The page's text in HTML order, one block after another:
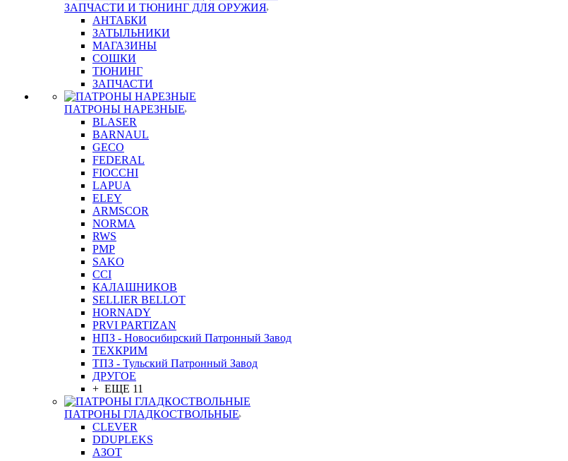
ЗАПЧАСТИ И ТЮНИНГ ДЛЯ ОРУЖИЯ
АНТАБКИ
ЗАТЫЛЬНИКИ
МАГАЗИНЫ
СОШКИ
ТЮНИНГ
ЗАПЧАСТИ
ПАТРОНЫ НАРЕЗНЫЕ
BLASER
BARNAUL
GEСO
FEDERAL
FIOCCHI
LAPUA
ELEY
ARMSCOR
NORMA
RWS
PMP
SAKO
CCI
КАЛАШНИКОВ
SELLIER BELLOT
HORNADY
PRVI PARTIZAN
НПЗ - Новосибирский Патронный Завод
ТЕХКРИМ
ТПЗ - Тульский Патронный Завод
ДРУГОЕ
+ ЕЩЕ 11
ПАТРОНЫ ГЛАДКОСТВОЛЬНЫЕ
CLEVER
DDUPLEKS
АЗОТ